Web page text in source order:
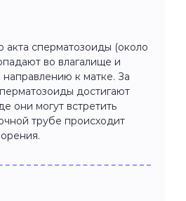
акта сперматозоиды (около
во влагалище и
к матке. За
достигают
они могут встретить
трубе происходит